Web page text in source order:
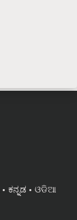
ಕನ್ನಡ
ଓଡିଆ